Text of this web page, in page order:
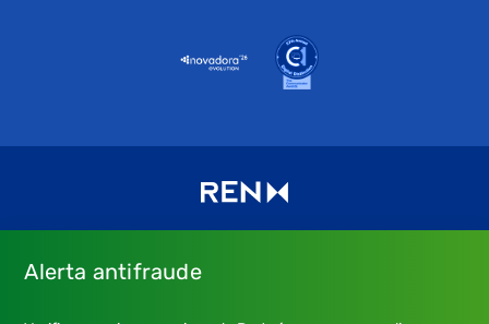
Alerta antifraude